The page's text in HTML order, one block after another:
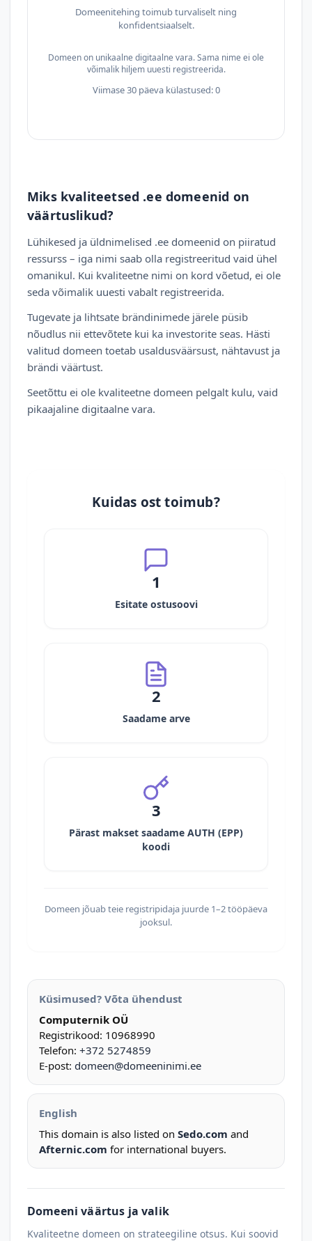
Domeenitehing toimub turvaliselt ning
konfidentsiaalselt.
Domeen on unikaalne digitaalne vara. Sama nime ei ole
võimalik hiljem uuesti registreerida.
Viimase 30 päeva külastused: 0
Miks kvaliteetsed .ee domeenid on
väärtuslikud?
Lühikesed ja üldnimelised .ee domeenid on piiratud
ressurss – iga nimi saab olla registreeritud vaid ühel
omanikul. Kui kvaliteetne nimi on kord võetud, ei ole
seda võimalik uuesti vabalt registreerida.
Tugevate ja lihtsate brändinimede järele püsib
nõudlus nii ettevõtete kui ka investorite seas. Hästi
valitud domeen toetab usaldusväärsust, nähtavust ja
brändi väärtust.
Seetõttu ei ole kvaliteetne domeen pelgalt kulu, vaid
pikaajaline digitaalne vara.
Kuidas ost toimub?
1
Esitate ostusoovi
2
Saadame arve
3
Pärast makset saadame AUTH (EPP)
koodi
Domeen jõuab teie registripidaja juurde 1–2 tööpäeva
jooksul.
Küsimused? Võta ühendust
Computernik OÜ
Registrikood: 10968990
Telefon: +372 5274859
E-post: domeen@domeeninimi.ee
English
This domain is also listed on Sedo.com and
Afternic.com for international buyers.
Domeeni väärtus ja valik
Kvaliteetne domeen on strateegiline otsus. Kui soovid